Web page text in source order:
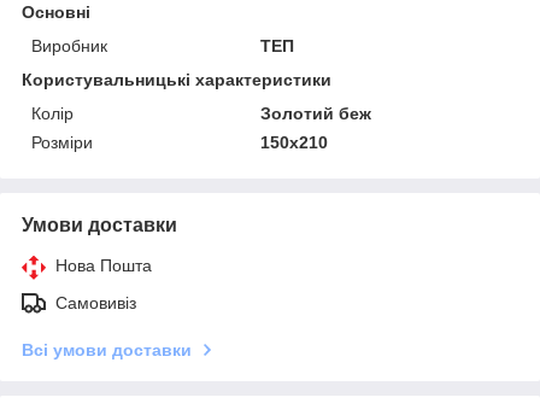
Основні
Виробник
ТЕП
Користувальницькі характеристики
Колір
Золотий беж
Розміри
150x210
Умови доставки
Нова Пошта
Самовивіз
Всі умови доставки